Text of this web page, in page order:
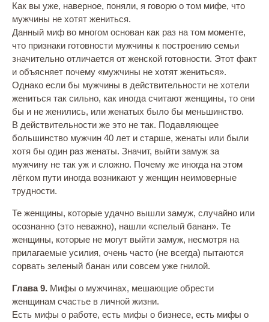
Как вы уже, наверное, поняли, я говорю о том мифе, что
мужчины не хотят жениться.
Данный миф во многом основан как раз на том моменте,
что признаки готовности мужчины к построению семьи
значительно отличается от женской готовности. Этот факт
и объясняет почему «мужчины не хотят жениться».
Однако если бы мужчины в действительности не хотели
жениться так сильно, как иногда считают женщины, то они
бы и не женились, или женатых было бы меньшинство.
В действительности же это не так. Подавляющее
большинство мужчин 40 лет и старше, женаты или были
хотя бы один раз женаты. Значит, выйти замуж за
мужчину не так уж и сложно. Почему же иногда на этом
лёгком пути иногда возникают у женщин неимоверные
трудности.
Те женщины, которые удачно вышли замуж, случайно или
осознанно (это неважно), нашли «спелый банан». Те
женщины, которые не могут выйти замуж, несмотря на
прилагаемые усилия, очень часто (не всегда) пытаются
сорвать зеленый банан или совсем уже гнилой.
Глава 9. Мифы о мужчинах, мешающие обрести
женщинам счастье в личной жизни.
Есть мифы о работе, есть мифы о бизнесе, есть мифы о